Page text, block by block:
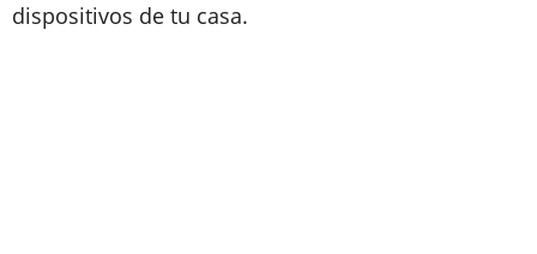
dispositivos de tu casa.